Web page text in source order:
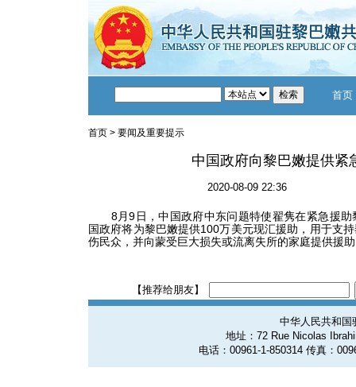
首页
首页 > 要闻及重要提示
中国政府向黎巴嫩提供紧
2020-08-09 22:36
8月9日，中国政府中东问题特使翟隽在紧急援助
国政府将为黎巴嫩提供100万美元现汇援助，用于支
伤民众，并向蒙受巨大损失或流离失所的家庭提供援
【推荐给朋友】
中华人民共和国
地址：72 Rue Nicolas
电话：00961-1-850314 传真：